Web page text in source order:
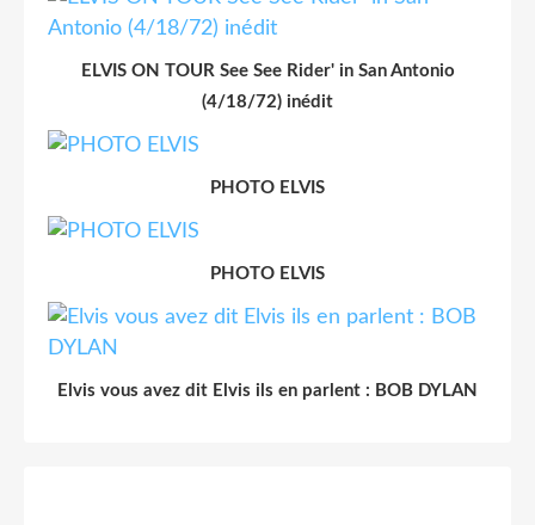
ELVIS ON TOUR See See Rider' in San Antonio
(4/18/72) inédit
PHOTO ELVIS
PHOTO ELVIS
Elvis vous avez dit Elvis ils en parlent : BOB DYLAN